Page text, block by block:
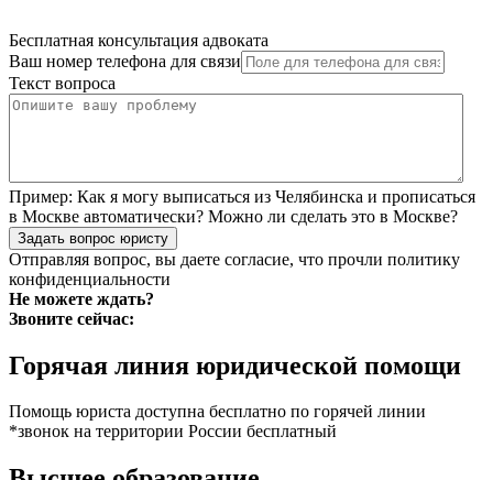
Бесплатная консультация адвоката
Ваш номер телефона для связи
Текст вопроса
Пример: Как я могу выписаться из Челябинска и прописаться
в Москве автоматически? Можно ли сделать это в Москве?
Задать вопрос юристу
Отправляя вопрос, вы даете согласие, что прочли политику
конфиденциальности
Не можете ждать?
Звоните сейчас:
Горячая линия юридической помощи
Помощь юриста доступна бесплатно по горячей линии
*звонок на территории России бесплатный